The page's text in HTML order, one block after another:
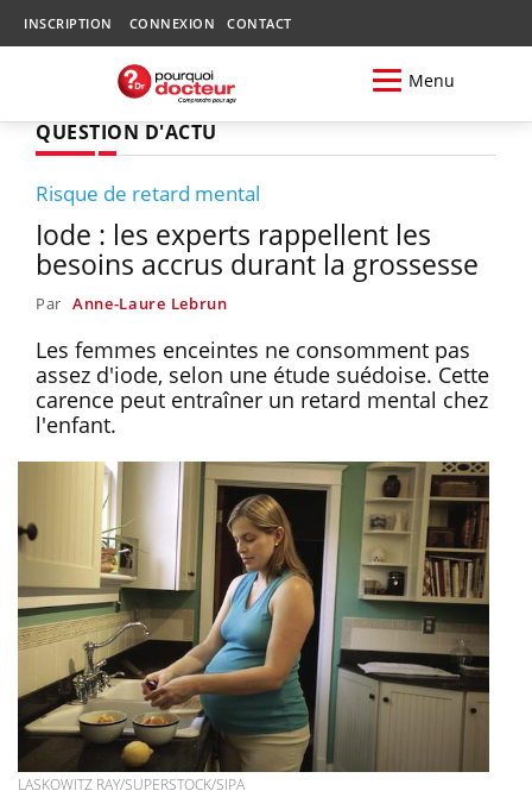
INSCRIPTION CONNEXION CONTACT
Menu
QUESTION D'ACTU
Risque de retard mental
Iode : les experts rappellent les
besoins accrus durant la grossesse
Par Anne-Laure Lebrun
Les femmes enceintes ne consomment pas
assez d'iode, selon une étude suédoise. Cette
carence peut entraîner un retard mental chez
l'enfant.
LASKOWITZ RAY/SUPERSTOCK/SIPA